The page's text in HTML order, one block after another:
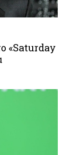
«Saturday